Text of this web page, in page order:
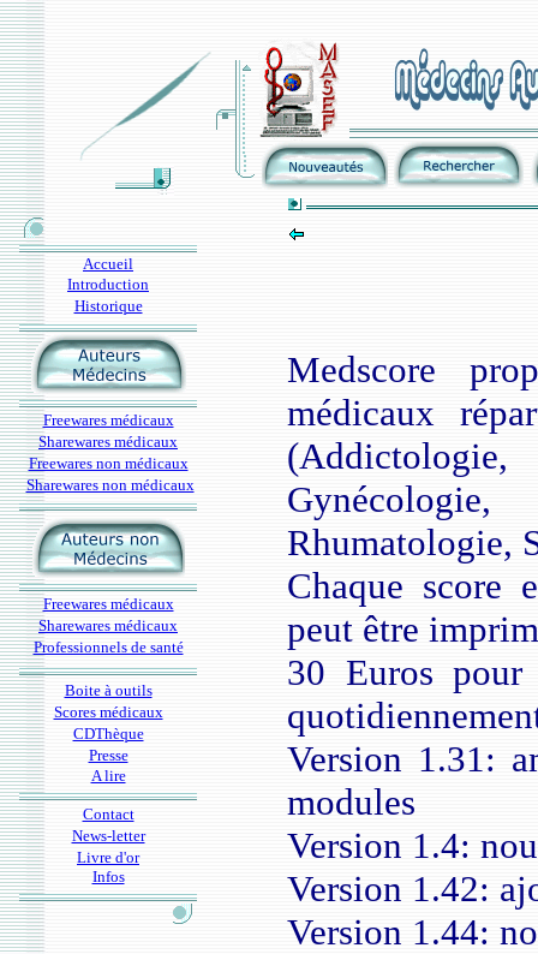
Accueil
Introduction
Historique
Freewares médicaux
Sharewares médicaux
Freewares non médicaux
Sharewares non médicaux
Freewares médicaux
Sharewares médicaux
Professionnels de santé
Boite à outils
Scores médicaux
CDThèque
Presse
A lire
Contact
News-letter
Livre d'or
Infos
Medscore
médicaux
Rhumatologie,
Chaque score
peut être
30 Euros
Version 1.31:
modules
Version 1.4:
Version 1.42:
Version 1.44: